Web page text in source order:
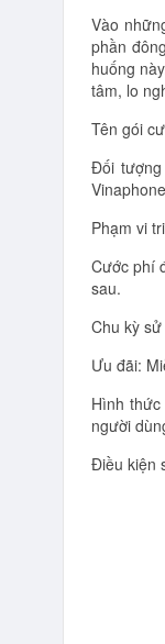
Vào
phần
huống
tâm, lo
Tên gói
Đối tượng
Phạm vi
Cước phí
sau.
Chu kỳ
Ưu đãi:
Hình
người
Điều kiện